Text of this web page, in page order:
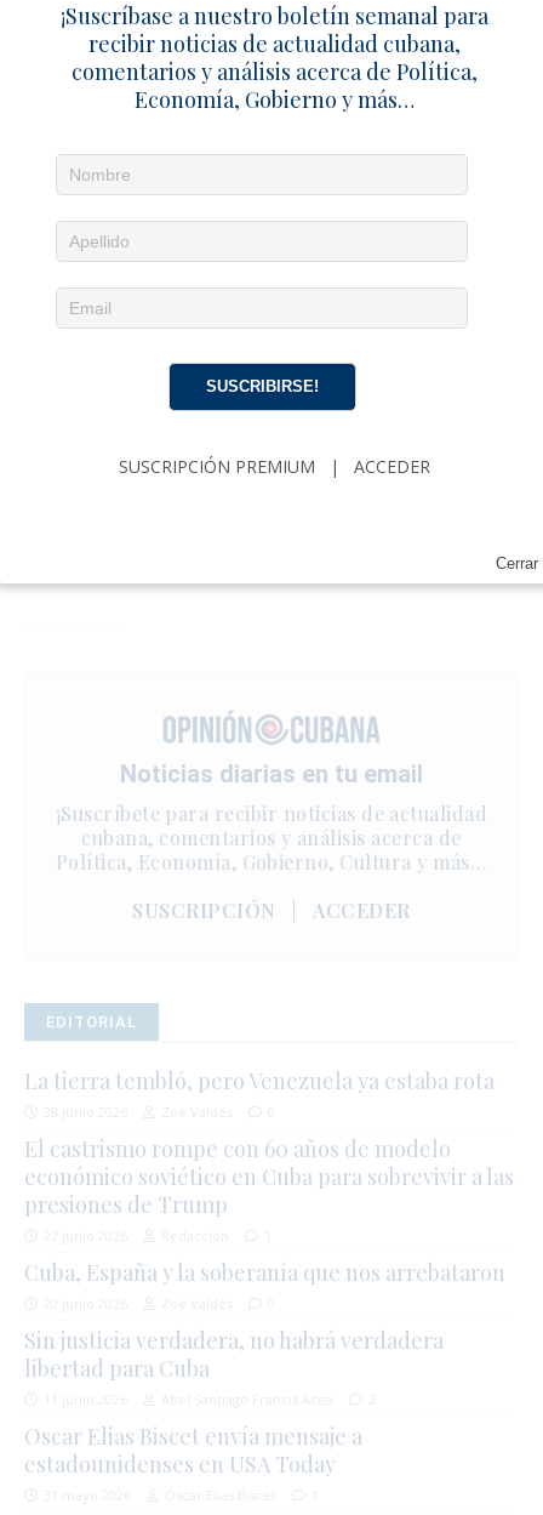
Más de 41 mil cubanos solicitaron refugio en Brasil durante
el último año – Cuba en Familia
Deja un comentario
Noticias diarias en tu email
¡Suscríbete para recibir noticias de actualidad
cubana, comentarios y análisis acerca de
Política, Economía, Gobierno, Cultura y más…
SUSCRIPCIÓN
ACCEDER
EDITORIAL
La tierra tembló, pero Venezuela ya estaba rota
El castrismo rompe con 60 años de modelo
económico soviético en Cuba para sobrevivir a las
presiones de Trump
Cuba, España y la soberanía que nos arrebataron
Sin justicia verdadera, no habrá verdadera
libertad para Cuba
Oscar Elias Biscet envía mensaje a
estadounidenses en USA Today
Cerrar
¡Suscríbase a nuestro boletín semanal para
recibir noticias de actualidad cubana,
comentarios y análisis acerca de Política,
Economía, Gobierno y más…
SUSCRIBIRSE!
SUSCRIPCIÓN PREMIUM | ACCEDER